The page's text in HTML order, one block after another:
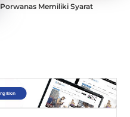
Porwanas Memiliki Syarat